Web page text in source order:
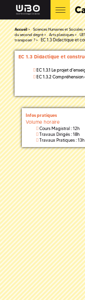
Accueil Sciences Humaines et Sociales
du second degré
Arts plastiques
transposer ?
EC 1.3 Didactique et
EC 1.3 Didactique et
EC 1.3.1 Le projet
EC 1.3.2
Infos pratiques
Volume horaire
Cours Magistral : 12h
Travaux Dirigés : 18h
Travaux Pratiques : 13h